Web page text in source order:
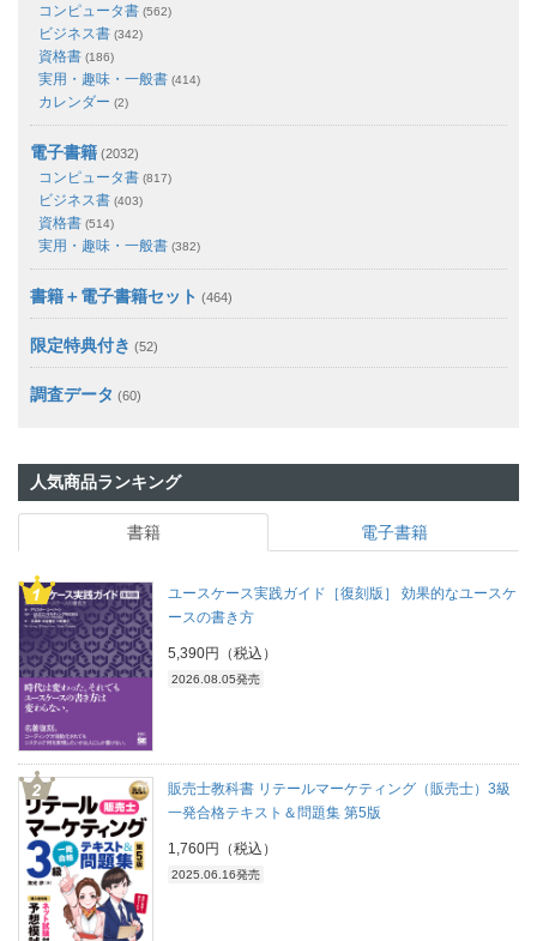
コンピュータ書 (562)
ビジネス書 (342)
資格書 (186)
実用・趣味・一般書 (414)
カレンダー (2)
電子書籍 (2032)
コンピュータ書 (817)
ビジネス書 (403)
資格書 (514)
実用・趣味・一般書 (382)
書籍＋電子書籍セット (464)
限定特典付き (52)
調査データ (60)
人気商品ランキング
書籍 電子書籍
ユースケース実践ガイド［復刻版］ 効果的なユースケ
ースの書き方
5,390円（税込）
2026.08.05発売
販売士教科書 リテールマーケティング（販売士）3級
一発合格テキスト＆問題集 第5版
1,760円（税込）
2025.06.16発売